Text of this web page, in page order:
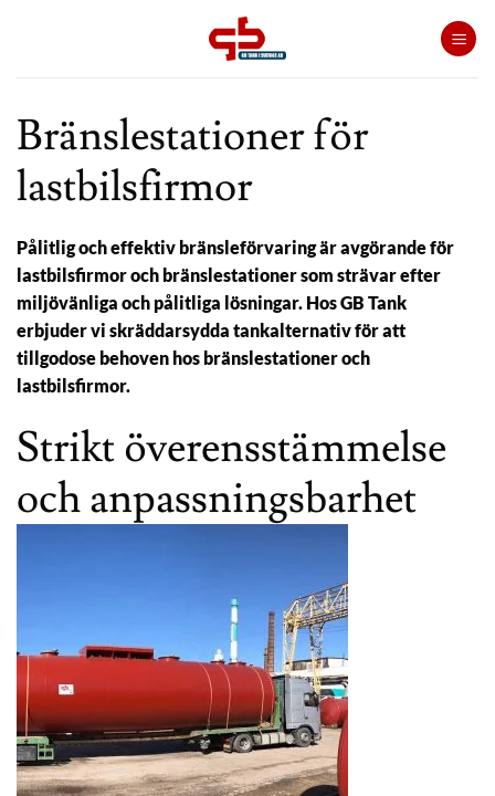
Bränslestationer för
lastbilsfirmor
Pålitlig och effektiv bränsleförvaring är avgörande för
lastbilsfirmor och bränslestationer som strävar efter
miljövänliga och pålitliga lösningar. Hos GB Tank
erbjuder vi skräddarsydda tankalternativ för att
tillgodose behoven hos bränslestationer och
lastbilsfirmor.
Strikt överensstämmelse
och anpassningsbarhet